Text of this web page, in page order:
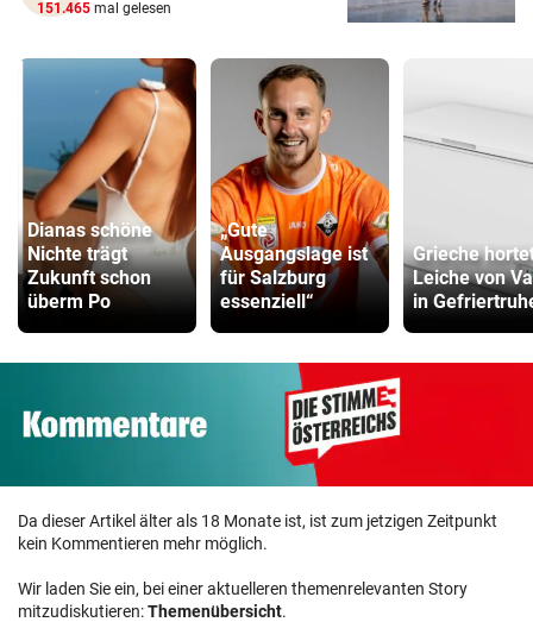
151.465 mal gelesen
Dianas schöne
Nichte trägt
Zukunft schon
überm Po
„Gute
Ausgangslage ist
für Salzburg
essenziell“
Grieche
Leiche von
in
Da dieser Artikel älter als 18 Monate ist, ist zum jetzigen Zeitpunkt
kein Kommentieren mehr möglich.
Wir laden Sie ein, bei einer aktuelleren themenrelevanten Story
mitzudiskutieren:Themenübersicht.